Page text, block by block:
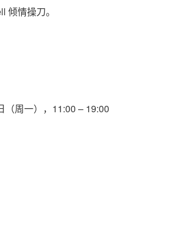
倾情操刀。
（周一），11:00 – 19:00